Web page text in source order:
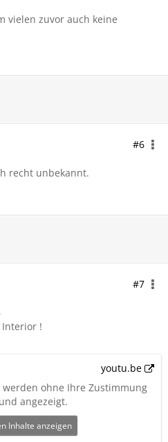
vielen zuvor auch keine
#6
recht unbekannt.
#7
Interior !
youtu.be
ohne Ihre Zustimmung
angezeigt.
Inhalte anzeigen